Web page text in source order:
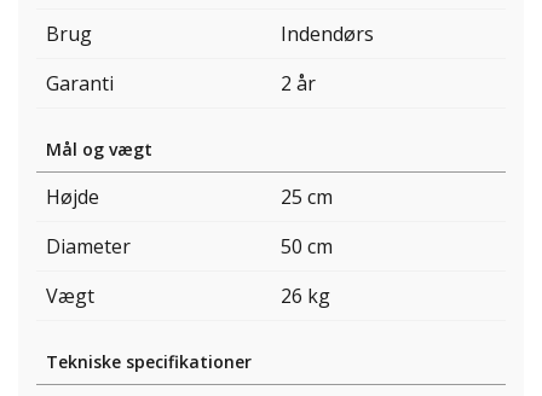
Brug
Indendørs
Garanti
2 år
Mål og vægt
Højde
25 cm
Diameter
50 cm
Vægt
26 kg
Tekniske specifikationer